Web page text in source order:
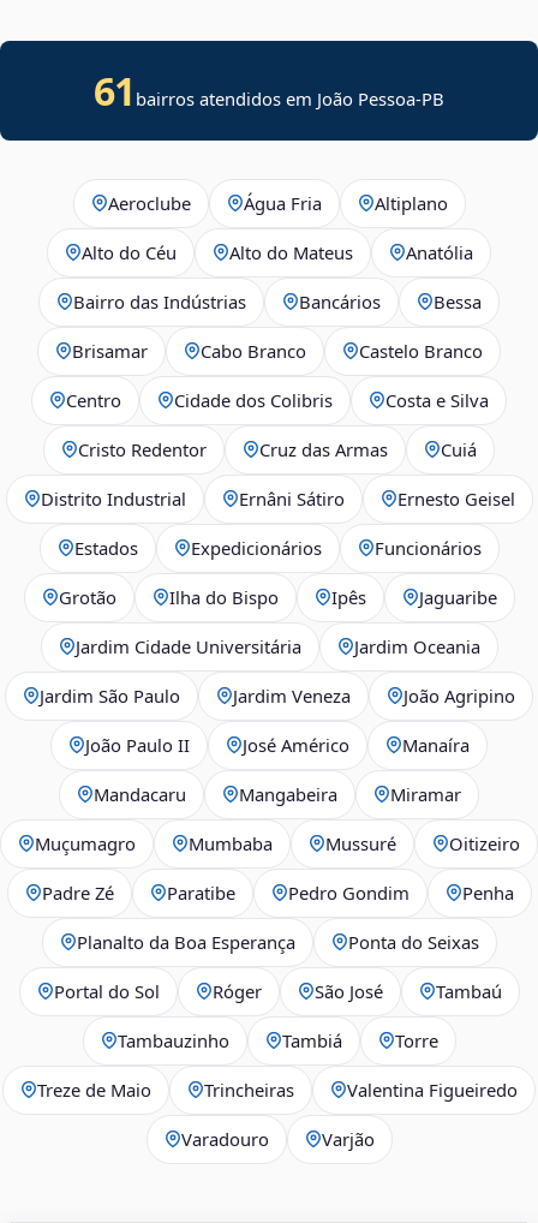
61 bairros atendidos em João Pessoa-PB
Aeroclube Água Fria Altiplano
Alto do Céu Alto do Mateus Anatólia
Bairro das Indústrias Bancários Bessa
Brisamar Cabo Branco Castelo Branco
Centro Cidade dos Colibris Costa e Silva
Cristo Redentor Cruz das Armas Cuiá
Distrito Industrial Ernâni Sátiro Ernesto Geisel
Estados Expedicionários Funcionários
Grotão Ilha do Bispo Ipês Jaguaribe
Jardim Cidade Universitária Jardim Oceania
Jardim São Paulo Jardim Veneza João Agripino
João Paulo II José Américo Manaíra
Mandacaru Mangabeira Miramar
Muçumagro Mumbaba Mussuré Oitizeiro
Padre Zé Paratibe Pedro Gondim Penha
Planalto da Boa Esperança Ponta do Seixas
Portal do Sol Róger São José Tambaú
Tambauzinho Tambiá Torre
Treze de Maio Trincheiras Valentina Figueiredo
Varadouro Varjão